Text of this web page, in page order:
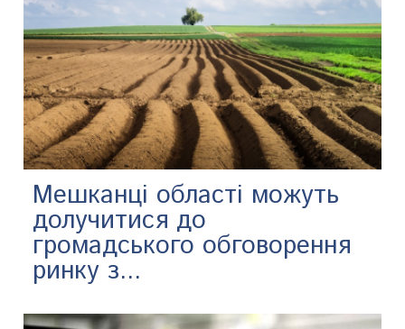
Мешканці області можуть
долучитися до
громадського обговорення
ринку з...